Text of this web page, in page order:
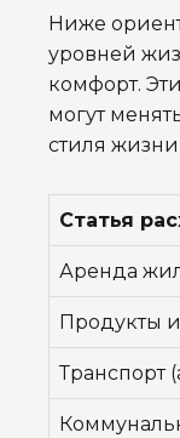
Ниже
уровней
комфорт.
могут
стиля жизни
Статья
Аренда
Продукты
Транспорт